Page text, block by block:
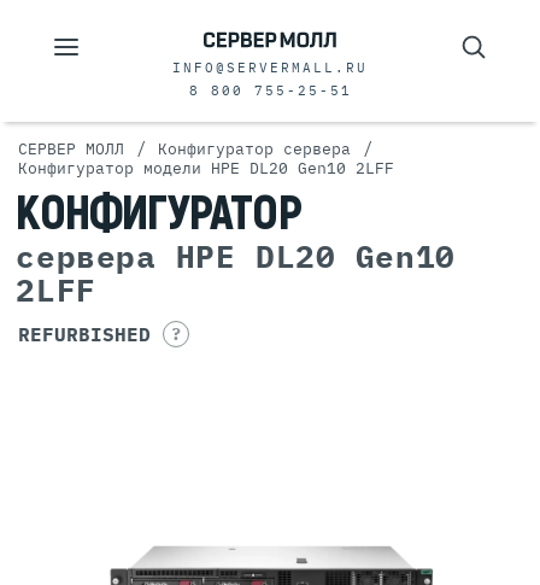
INFO@SERVERMALL.RU
8 800 755-25-51
СЕРВЕР МОЛЛ / Конфигуратор сервера /
Конфигуратор модели HPE DL20 Gen10 2LFF
КОНФИГУРАТОР
сервера HPE DL20 Gen10
2LFF
REFURBISHED ?